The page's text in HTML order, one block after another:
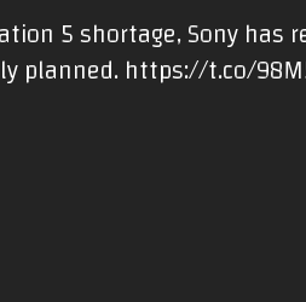
5 shortage, Sony has
planned.https://t.co/